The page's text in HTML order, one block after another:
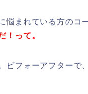
まれている方のコ
！って。
ビフォーアフターで